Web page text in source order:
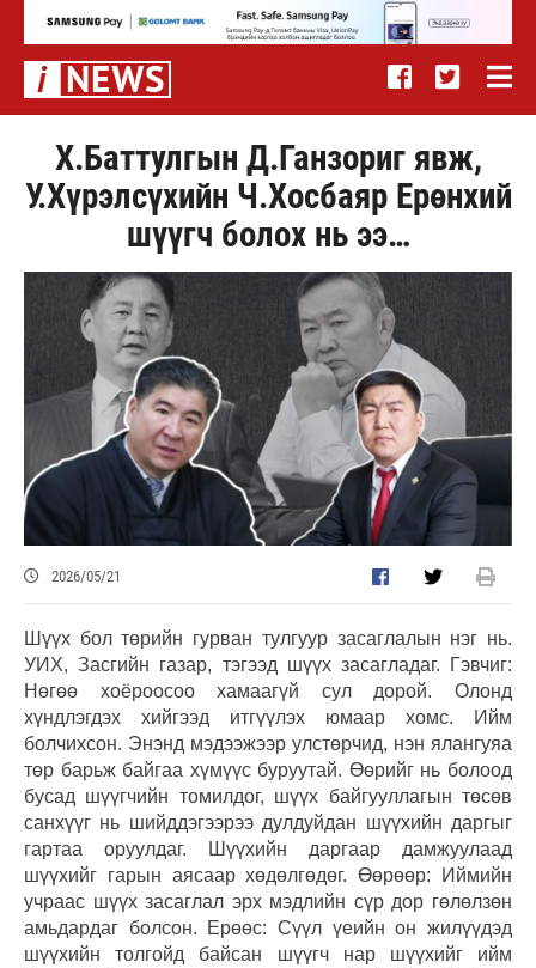
Х.Баттулгын Д.Ганзориг явж,
У.Хүрэлсүхийн Ч.Хосбаяр Ерөнхий
шүүгч болох нь ээ…
2026/05/21
Шүүх бол төрийн гурван тулгуур засаглалын нэг нь.
УИХ, Засгийн газар, тэгээд шүүх засагладаг. Гэвчиг:
Нөгөө хоёроосоо хамаагүй сул дорой. Олонд
хүндлэгдэх хийгээд итгүүлэх юмаар хомс. Ийм
болчихсон. Энэнд мэдээжээр улстөрчид, нэн ялангуяа
төр барьж байгаа хүмүүс буруутай. Өөрийг нь болоод
бусад шүүгчийн томилдог, шүүх байгууллагын төсөв
санхүүг нь шийддэгээрээ дулдуйдан шүүхийн даргыг
гартаа оруулдаг. Шүүхийн даргаар дамжуулаад
шүүхийг гарын аясаар хөдөлгөдөг. Өөрөөр: Иймийн
учраас шүүх засаглал эрх мэдлийн сүр дор гөлөлзөн
амьдардаг болсон. Ерөөс: Сүүл үеийн он жилүүдэд
шүүхийн толгойд байсан шүүгч нар шүүхийг ийм